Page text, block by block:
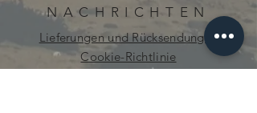
NACHRICHTEN
Lieferungen und Rücksendungen
Cookie-Richtlinie